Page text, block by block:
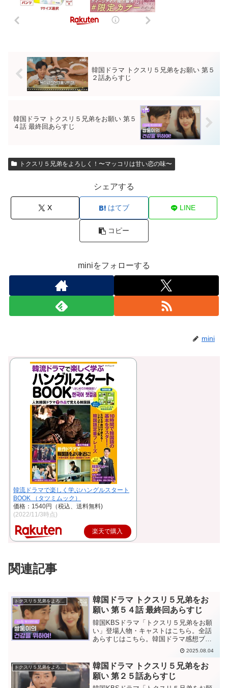
韓国ドラマ トクスリ５兄弟をお願い 第５
２話あらすじ
韓国ドラマ トクスリ５兄弟をお願い 第５
４話 最終回あらすじ
トクスリ５兄弟をよろしく！〜マッコリは甘い恋の味〜
シェアする
X はてブ LINE
コピー
miniをフォローする
mini
韓流ドラマで楽しく学ぶハングルスタート
BOOK （タツミムック）
価格：1540円（税込、送料無料)
(2022/11/3時点)
楽天で購入
関連記事
トクスリ５兄弟をよろしく！〜マッコリは甘い恋の味〜
韓国ドラマ トクスリ５兄弟をお
願い 第５４話 最終回あらすじ
韓国KBSドラマ「トクスリ５兄弟をお願
い」登場人物・キャストはこちら。全話
あらすじはこちら。韓国ドラマ感想ブロ
グはこちら。から。韓国ドラマ「トクス
リ５兄弟をお願い」第５４話 最終回あら
すじファンミーティング当日になるが、
参加予定者が誰も現れ...
2025.08.04
韓国ドラマ トクスリ５兄弟をお
願い 第２５話あらすじ